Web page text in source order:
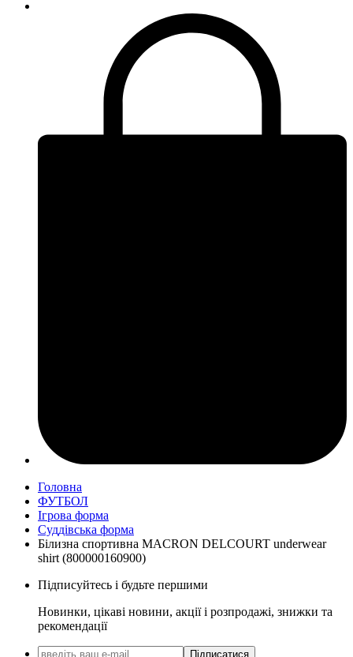
Головна
ФУТБОЛ
Ігрова форма
Суддівська форма
Білизна спортивна MACRON DELCOURT underwear
shirt (800000160900)
Підписуйтесь і будьте першими
Новинки, цікаві новини, акції і розпродажі, знижки та
рекомендації
Підписатися